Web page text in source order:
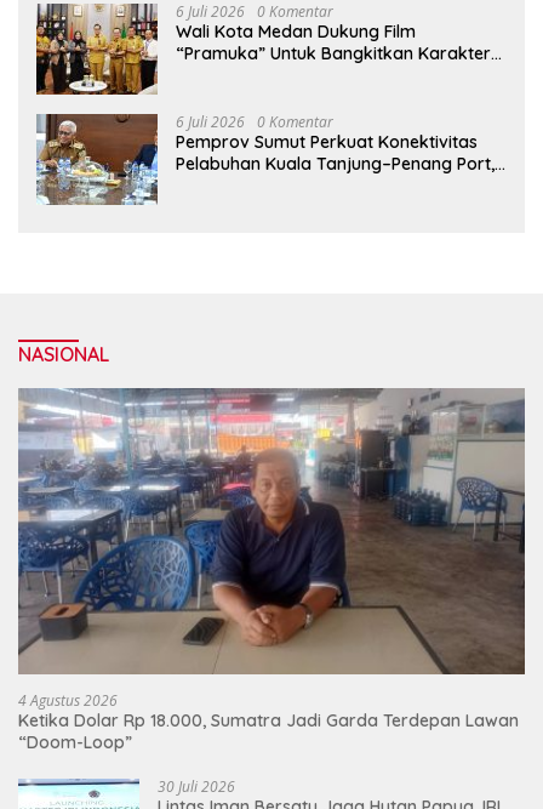
6 Juli 2026 0 Komentar
Wali Kota Medan Dukung Film
“Pramuka” Untuk Bangkitkan Karakter
6 Juli 2026 0 Komentar
Pemprov Sumut Perkuat Konektivitas
Pelabuhan Kuala Tanjung–Penang Port,
NASIONAL
4 Agustus 2026
Ketika Dolar Rp 18.000, Sumatra Jadi Garda Terdepan Lawan
“Doom-Loop”
30 Juli 2026